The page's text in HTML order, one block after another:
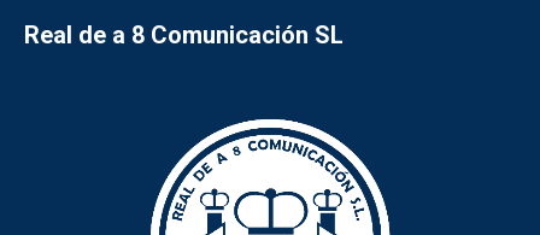
Real de a 8 Comunicación SL